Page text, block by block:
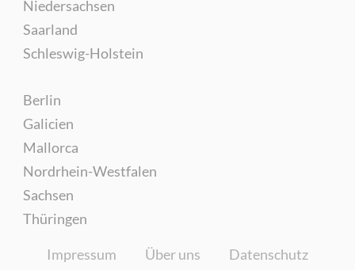
Niedersachsen
Saarland
Schleswig-Holstein
Berlin
Galicien
Mallorca
Nordrhein-Westfalen
Sachsen
Thüringen
Impressum Über uns
Datenschutz